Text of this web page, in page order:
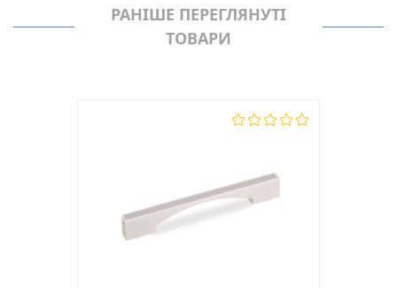
РАНІШЕ ПЕРЕГЛЯНУТІ
ТОВАРИ